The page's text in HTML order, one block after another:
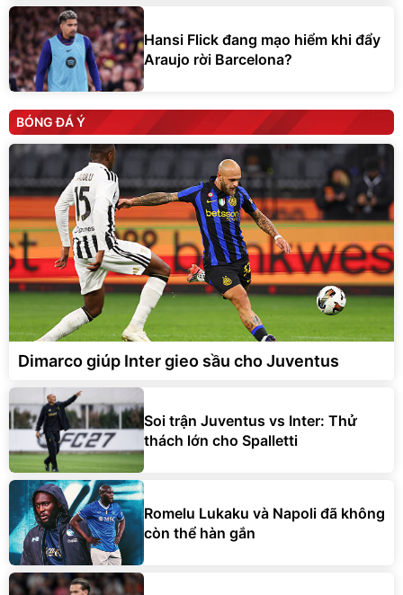
Hansi Flick đang mạo hiểm khi đẩy
Araujo rời Barcelona?
BÓNG ĐÁ Ý
Dimarco giúp Inter gieo sầu cho Juventus
Soi trận Juventus vs Inter: Thử
thách lớn cho Spalletti
Romelu Lukaku và Napoli đã không
còn thể hàn gắn